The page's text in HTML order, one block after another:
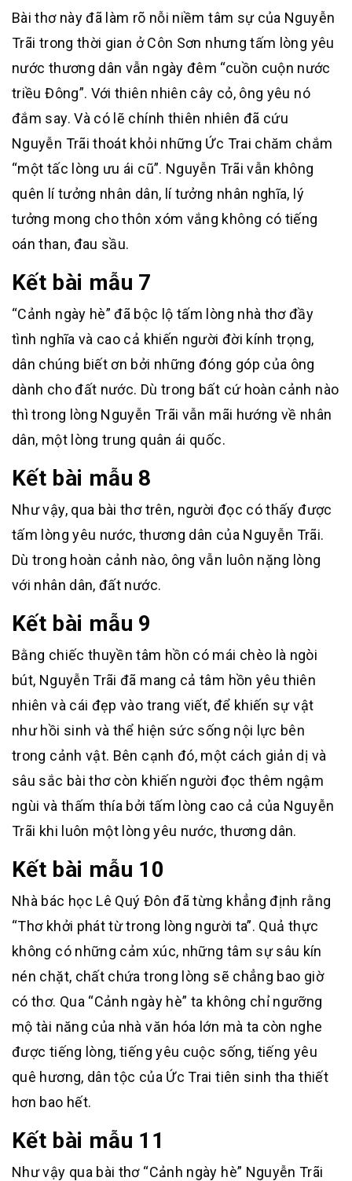
Bài thơ này đã làm rõ nỗi niềm tâm sự của Nguyễn
Trãi trong thời gian ở Côn Sơn nhưng tấm lòng yêu
nước thương dân vẫn ngày đêm “cuồn cuộn nước
triều Đông”. Với thiên nhiên cây cỏ, ông yêu nó
đắm say. Và có lẽ chính thiên nhiên đã cứu
Nguyễn Trãi thoát khỏi những Ức Trai chăm chắm
“một tấc lòng ưu ái cũ”. Nguyễn Trãi vẫn không
quên lí tưởng nhân dân, lí tưởng nhân nghĩa, lý
tưởng mong cho thôn xóm vắng không có tiếng
oán than, đau sầu.
Kết bài mẫu 7
“Cảnh ngày hè” đã bộc lộ tấm lòng nhà thơ đầy
tình nghĩa và cao cả khiến người đời kính trọng,
dân chúng biết ơn bởi những đóng góp của ông
dành cho đất nước. Dù trong bất cứ hoàn cảnh nào
thì trong lòng Nguyễn Trãi vẫn mãi hướng về nhân
dân, một lòng trung quân ái quốc.
Kết bài mẫu 8
Như vậy, qua bài thơ trên, người đọc có thấy được
tấm lòng yêu nước, thương dân của Nguyễn Trãi.
Dù trong hoàn cảnh nào, ông vẫn luôn nặng lòng
với nhân dân, đất nước.
Kết bài mẫu 9
Bằng chiếc thuyền tâm hồn có mái chèo là ngòi
bút, Nguyễn Trãi đã mang cả tâm hồn yêu thiên
nhiên và cái đẹp vào trang viết, để khiến sự vật
như hồi sinh và thể hiện sức sống nội lực bên
trong cảnh vật. Bên cạnh đó, một cách giản dị và
sâu sắc bài thơ còn khiến người đọc thêm ngậm
ngùi và thấm thía bởi tấm lòng cao cả của Nguyễn
Trãi khi luôn một lòng yêu nước, thương dân.
Kết bài mẫu 10
Nhà bác học Lê Quý Đôn đã từng khẳng định rằng
“Thơ khởi phát từ trong lòng người ta”. Quả thực
không có những cảm xúc, những tâm sự sâu kín
nén chặt, chất chứa trong lòng sẽ chẳng bao giờ
có thơ. Qua “Cảnh ngày hè” ta không chỉ ngưỡng
mộ tài năng của nhà văn hóa lớn mà ta còn nghe
được tiếng lòng, tiếng yêu cuộc sống, tiếng yêu
quê hương, dân tộc của Ức Trai tiên sinh tha thiết
hơn bao hết.
Kết bài mẫu 11
Như vậy qua bài thơ “Cảnh ngày hè” Nguyễn Trãi